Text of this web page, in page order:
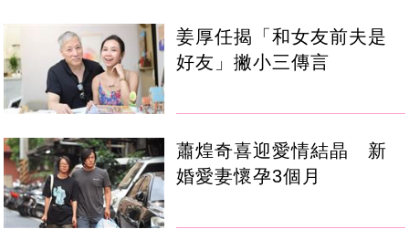
姜厚任揭「和女友前夫是
好友」撇小三傳言
蕭煌奇喜迎愛情結晶 新
婚愛妻懷孕3個月